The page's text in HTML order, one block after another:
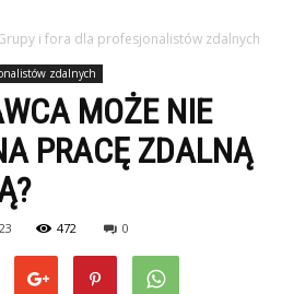
i fora dla profesjonalistów zdalnych
zdalnych
MOŻE NIE
PRACĘ ZDALNĄ
472 0